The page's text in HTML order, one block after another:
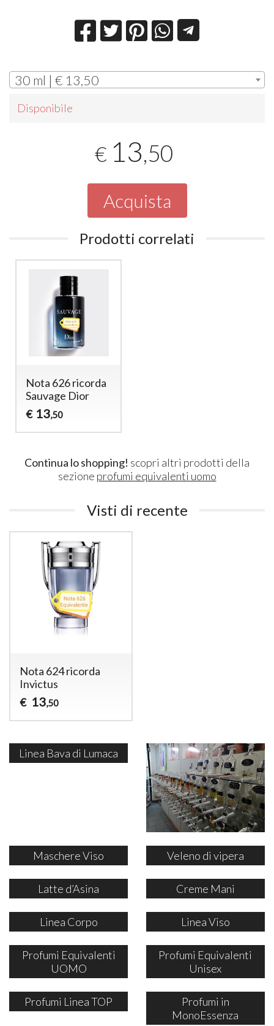
30 ml | € 13,50
Disponibile
€ 13,50
Acquista
Prodotti correlati
Nota 626 ricorda
Sauvage Dior
€ 13,50
Continua lo shopping! scopri altri prodotti della
sezione profumi equivalenti uomo
Visti di recente
Nota 624 ricorda
Invictus
€ 13,50
Linea Bava di Lumaca
Maschere Viso Veleno di vipera
Latte d’Asina Creme Mani
Linea Corpo Linea Viso
Profumi Equivalenti
UOMO
Profumi Equivalenti
Unisex
Profumi Linea TOP
Profumi in
MonoEssenza